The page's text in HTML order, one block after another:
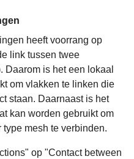
heeft voorrang op
link tussen twee
Daarom is het een lokaal
om vlakken te linken die
staan. Daarnaast is het
kan worden gebruikt om
type mesh te verbinden.
op "Contact between